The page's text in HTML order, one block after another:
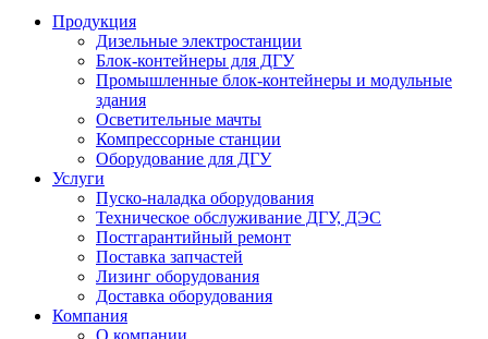
Продукция
Дизельные электростанции
Блок-контейнеры для ДГУ
Промышленные блок-контейнеры и модульные
здания
Осветительные мачты
Компрессорные станции
Оборудование для ДГУ
Услуги
Пуско-наладка оборудования
Техническое обслуживание ДГУ, ДЭС
Постгарантийный ремонт
Поставка запчастей
Лизинг оборудования
Доставка оборудования
Компания
О компании